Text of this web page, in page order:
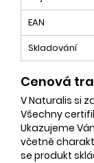
EAN
Skladování
Cenová
V Naturalis si
Všechny
Ukazujeme
včetně
se produkt